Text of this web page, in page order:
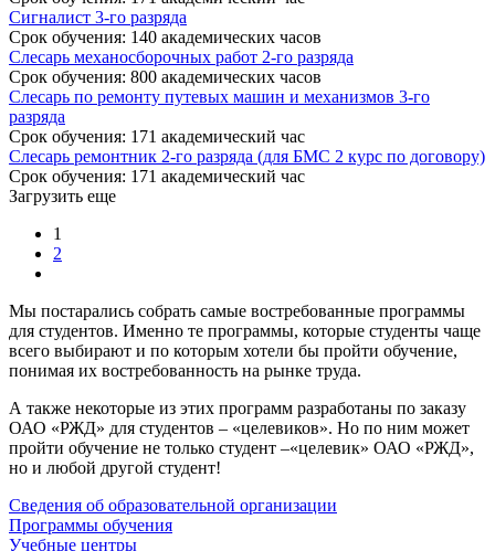
Сигналист 3-го разряда
Срок обучения: 140 академических часов
Слесарь механосборочных работ 2-го разряда
Срок обучения: 800 академических часов
Слесарь по ремонту путевых машин и механизмов 3-го
разряда
Срок обучения: 171 академический час
Слесарь ремонтник 2-го разряда (для БМС 2 курс по договору)
Срок обучения: 171 академический час
Загрузить еще
1
2
Мы постарались собрать самые востребованные программы
для студентов. Именно те программы, которые студенты чаще
всего выбирают и по которым хотели бы пройти обучение,
понимая их востребованность на рынке труда.
А также некоторые из этих программ разработаны по заказу
ОАО «РЖД» для студентов – «целевиков». Но по ним может
пройти обучение не только студент –«целевик» ОАО «РЖД»,
но и любой другой студент!
Сведения об образовательной организации
Программы обучения
Учебные центры